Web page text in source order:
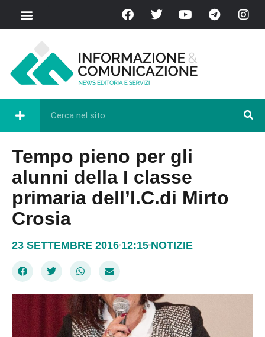
Tempo pieno per gli
alunni della I classe
primaria dell’I.C.di Mirto
Crosia
23 SETTEMBRE 2016 12:15 NOTIZIE